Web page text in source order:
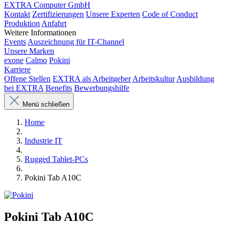
EXTRA Computer GmbH
Kontakt Zertifizierungen Unsere Experten Code of Conduct
Produktion Anfahrt
Weitere Informationen
Events Auszeichnung für IT-Channel
Unsere Marken
exone Calmo Pokini
Karriere
Offene Stellen EXTRA als Arbeitgeber Arbeitskultur Ausbildung
bei EXTRA Benefits Bewerbungshilfe
Menü schließen
Home
Industrie IT
Rugged Tablet-PCs
Pokini Tab A10C
Pokini Tab A10C